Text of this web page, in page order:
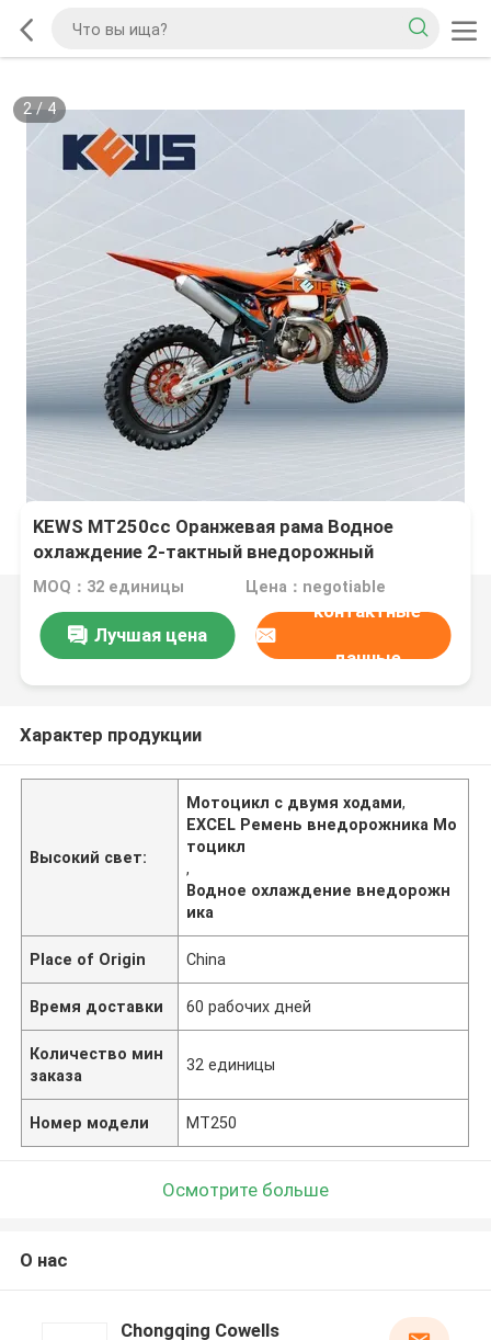
2/4
KEWS MT250cc Оранжевая рама Водное
охлаждение 2-тактный внедорожный
мотоцикл с ремнем EXCEL
MOQ：32 единицы Цена：negotiable
Лучшая цена
контактные
данные
Характер продукции
Высокий свет:
Мотоцикл с двумя ходами,
EXCEL Ремень внедорожника Мо
тоцикл
,
Водное охлаждение внедорожн
ика
Place of Origin China
Время доставки 60 рабочих дней
Количество мин
заказа
32 единицы
Номер модели MT250
Осмотрите больше
О нас
Chongqing Cowells